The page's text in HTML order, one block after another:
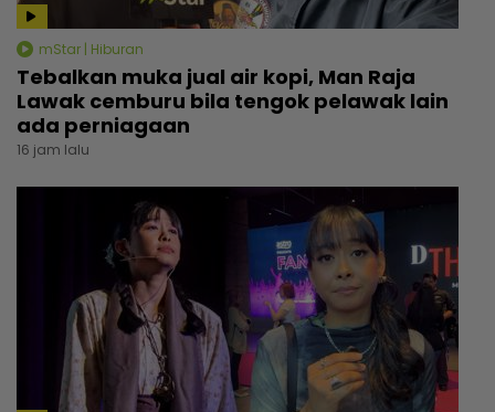
mStar | Hiburan
Tebalkan muka jual air kopi, Man Raja
Lawak cemburu bila tengok pelawak lain
ada perniagaan
16 jam lalu